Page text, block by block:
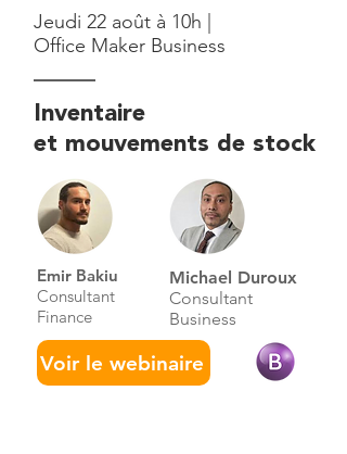
Jeudi 22 août à 10h |
Office Maker Business
Inventaire
et mouvements de stock
Emir Bakiu
Consultant
Finance
Michael Duroux
Consultant
Business
Voir le webinaire